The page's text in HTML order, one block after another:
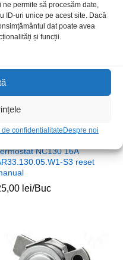
permite să procesăm date,
ID-uri unice pe acest site. Dacă
dat poate avea
și funcții.
de confidentialitate Despre noi
Stoc epuizat
NC130 16A
S3 reset
lei/Buc